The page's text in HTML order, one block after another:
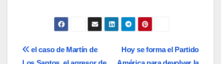
Navegación
Hoy se forma el Partido
el caso de Martín de